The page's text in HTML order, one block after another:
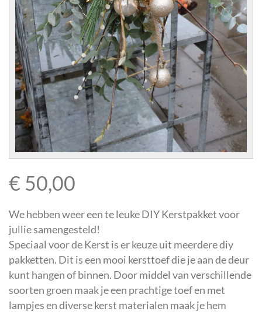
€ 50,00
We hebben weer een te leuke DIY Kerstpakket voor
jullie samengesteld!
Speciaal voor de Kerst is er keuze uit meerdere diy
pakketten. Dit is een mooi kersttoef die je aan de deur
kunt hangen of binnen. Door middel van verschillende
soorten groen maak je een prachtige toef en met
lampjes en diverse kerst materialen maak je hem